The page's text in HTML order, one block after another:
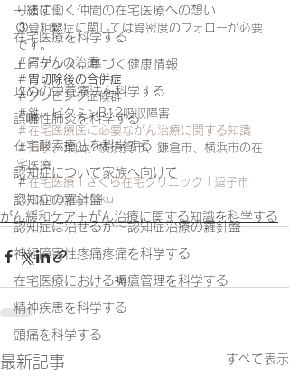
一緒に働く仲間の在宅医療への想い
在宅医療を科学する
エビデンスに基づく健康情報
攻めの栄養療法を科学する
誤嚥性肺炎を科学する
在宅酸素療法を科学する
認知症について家族へ向けて
認知症の羅針盤
認知症は治せるか～認知症治療の羅針盤
神経障害性疼痛疼痛を科学する
在宅医療における褥瘡管理を科学する
精神疾患を科学する
頭痛を科学する
ります
③骨粗鬆症に関しては骨密度のフォローが必要
です。
＃胃がんの治療
＃ 胃切除後の合併症
＃ダンピング症候群
＃鉄・ビタミンB12吸収障害
＃在宅医療医に必要ながん治療に関する知識
＃逗子、葉山、横須賀市、鎌倉市、横浜市の在
宅医療
＃在宅医療 | さくら在宅クリニック | 逗子市
(shounan-zaitaku
がん緩和ケア＋がん治療に関する知識を科学する
最新記事 すべて表示